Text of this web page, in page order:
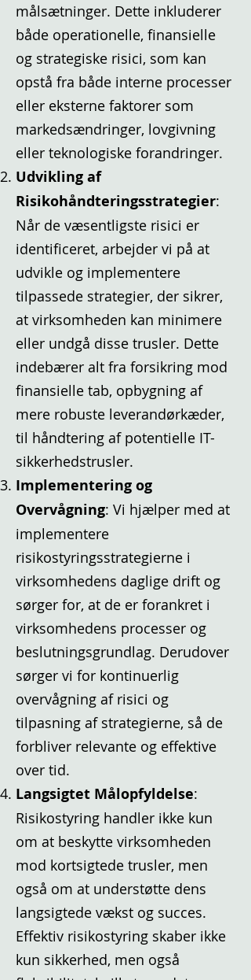
målsætninger. Dette inkluderer
både operationelle, finansielle
og strategiske risici, som kan
opstå fra både interne processer
eller eksterne faktorer som
markedsændringer, lovgivning
eller teknologiske forandringer.
Udvikling af
Risikohåndteringsstrategier:
Når de væsentligste risici er
identificeret, arbejder vi på at
udvikle og implementere
tilpassede strategier, der sikrer,
at virksomheden kan minimere
eller undgå disse trusler. Dette
indebærer alt fra forsikring mod
finansielle tab, opbygning af
mere robuste leverandørkæder,
til håndtering af potentielle IT-
sikkerhedstrusler.
Implementering og
Overvågning: Vi hjælper med at
implementere
risikostyringsstrategierne i
virksomhedens daglige drift og
sørger for, at de er forankret i
virksomhedens processer og
beslutningsgrundlag. Derudover
sørger vi for kontinuerlig
overvågning af risici og
tilpasning af strategierne, så de
forbliver relevante og effektive
over tid.
Langsigtet Målopfyldelse:
Risikostyring handler ikke kun
om at beskytte virksomheden
mod kortsigtede trusler, men
også om at understøtte dens
langsigtede vækst og succes.
Effektiv risikostyring skaber ikke
kun sikkerhed, men også